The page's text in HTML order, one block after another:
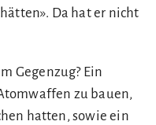
Da hat er nicht
Gegenzug? Ein
zu bauen,
hatten, sowie ein